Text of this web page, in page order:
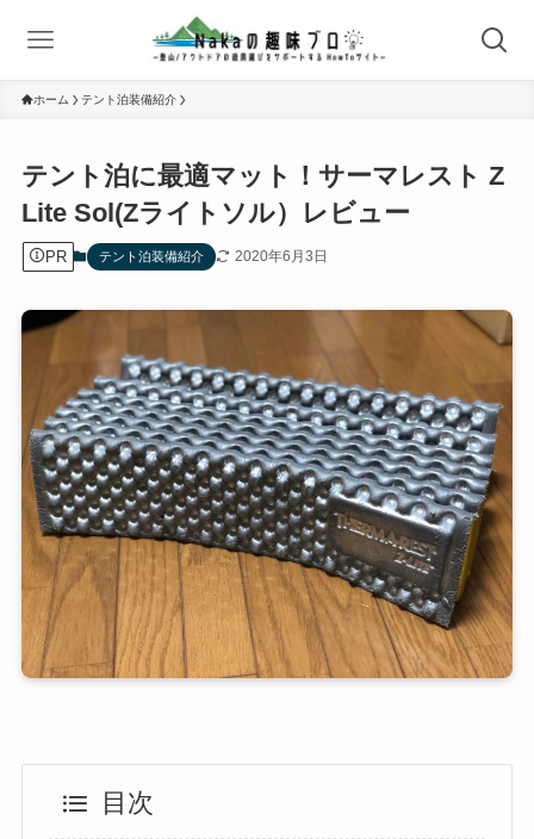
ホーム テント泊装備紹介
テント泊に最適マット！サーマレスト Z
Lite Sol(Zライトソル）レビュー
PR テント泊装備紹介 2020年6月3日
目次